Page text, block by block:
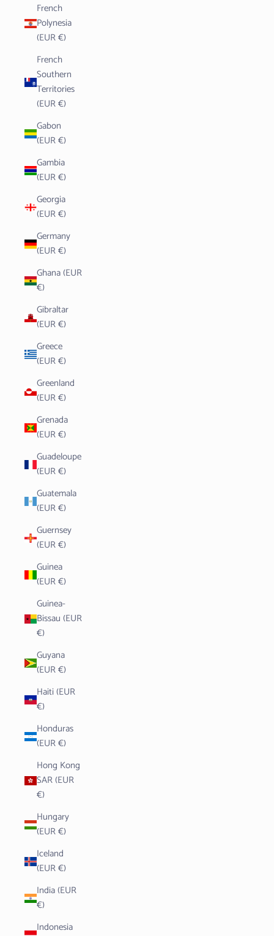
French
Polynesia
(EUR €)
French
Southern
Territories
(EUR €)
Gabon
(EUR €)
Gambia
(EUR €)
Georgia
(EUR €)
Germany
(EUR €)
Ghana (EUR
€)
Gibraltar
(EUR €)
Greece
(EUR €)
Greenland
(EUR €)
Grenada
(EUR €)
Guadeloupe
(EUR €)
Guatemala
(EUR €)
Guernsey
(EUR €)
Guinea
(EUR €)
Guinea-
Bissau (EUR
€)
Guyana
(EUR €)
Haiti (EUR
€)
Honduras
(EUR €)
Hong Kong
SAR (EUR
€)
Hungary
(EUR €)
Iceland
(EUR €)
India (EUR
€)
Indonesia